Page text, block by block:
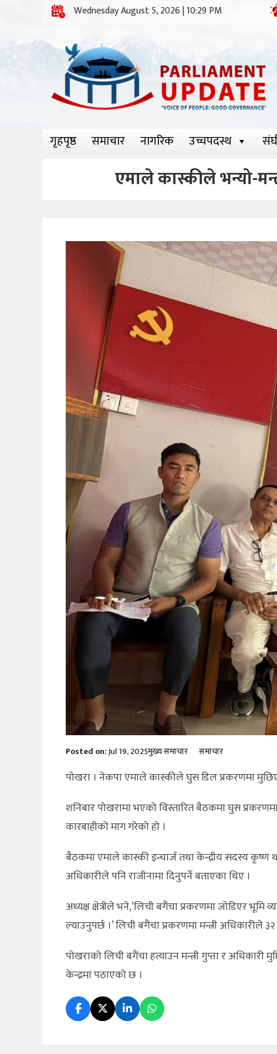
Wednesday August 5, 2026 | 10:29 PM
गृहपृष्ठ समाचार नागरिक उच्चपदस्थ
एमाले कास्कीले भन्यो-
Posted on:Jul 19, 2025मुख्य समाचार समाचार
पोखरा । नेकपा एमाले कास्कीले घुस डिल प्रकरणमा
शनिबार पोखरामा भएको विस्तारित बैठकमा घुस
कारबाहीको माग गरेको हो ।
बैठकमा एमाले कास्की इन्चार्ज तथा केन्द्रीय सदस्य कृष्ण
अधिकारीले पनि राजीनामा दिनुपर्ने बताएका थिए ।
अध्यक्ष क्षेत्रीले भने,’लिची बगैंचा प्रकरणमा जोडिएर भूमि
ल्याउनुपर्छ ।’ लिची बगैंचा प्रकरणमा मन्त्री
पोखराको लिची बगैंचा हत्याउन मन्त्री गुप्ता र
केन्द्रमा पठाएको छ ।